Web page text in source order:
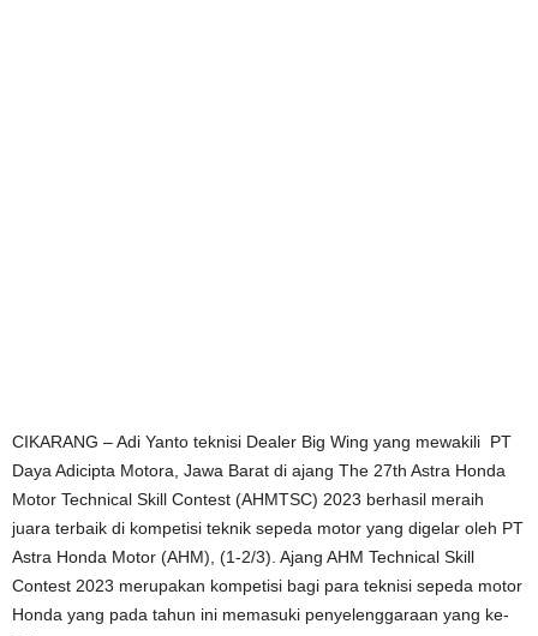
CIKARANG – Adi Yanto teknisi Dealer Big Wing yang mewakili PT
Daya Adicipta Motora, Jawa Barat di ajang The 27th Astra Honda
Motor Technical Skill Contest (AHMTSC) 2023 berhasil meraih
juara terbaik di kompetisi teknik sepeda motor yang digelar oleh PT
Astra Honda Motor (AHM), (1-2/3). Ajang AHM Technical Skill
Contest 2023 merupakan kompetisi bagi para teknisi sepeda motor
Honda yang pada tahun ini memasuki penyelenggaraan yang ke-